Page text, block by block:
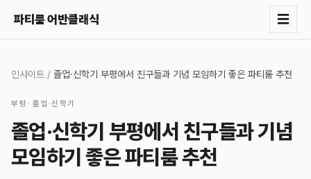
파티룸 어반클래식 ☰
인사이트 / 졸업·신학기 부평에서 친구들과 기념 모임하기 좋은 파티룸 추천
부평 ·졸업·신학기
졸업·신학기 부평에서 친구들과 기념
모임하기 좋은 파티룸 추천